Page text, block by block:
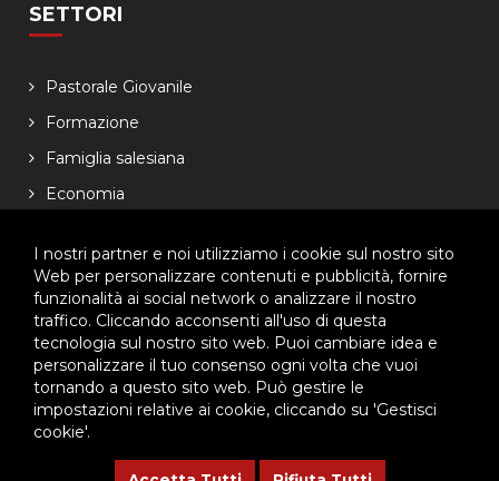
I nostri partner e noi utilizziamo i cookie sul nostro sito
Web per personalizzare contenuti e pubblicità, fornire
funzionalità ai social network o analizzare il nostro
traffico. Cliccando acconsenti all'uso di questa
tecnologia sul nostro sito web. Puoi cambiare idea e
personalizzare il tuo consenso ogni volta che vuoi
tornando a questo sito web. Può gestire le
impostazioni relative ai cookie, cliccando su 'Gestisci
cookie'.
SETTORI
Pastorale Giovanile
Formazione
Famiglia salesiana
Economia
Lasciaci il tuo indirizzo email, ti aggiorneremo sulle
iniziative dell'Ispettoria